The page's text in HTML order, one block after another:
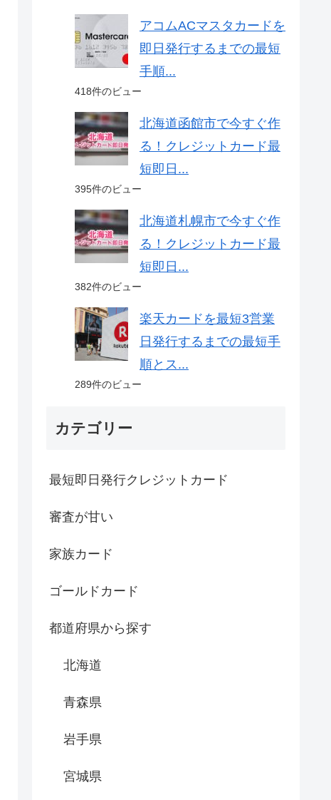
アコムACマスタカードを
即日発行するまでの最短
手順...
418件のビュー
北海道函館市で今すぐ作
る！クレジットカード最
短即日...
395件のビュー
北海道札幌市で今すぐ作
る！クレジットカード最
短即日...
382件のビュー
楽天カードを最短3営業
日発行するまでの最短手
順とス...
289件のビュー
カテゴリー
最短即日発行クレジットカード
審査が甘い
家族カード
ゴールドカード
都道府県から探す
北海道
青森県
岩手県
宮城県